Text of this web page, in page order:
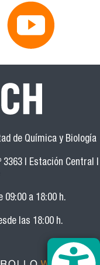
de Química y Biología
3363 | Estación Central |
09:00 a 18:00 h.
las 18:00 h.